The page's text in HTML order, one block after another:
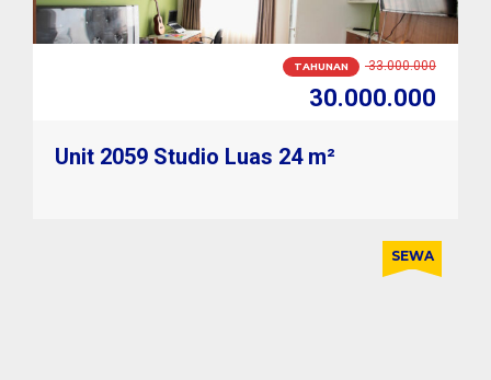
BULANAN 2.900.000
2.600.000
Unit 2059 Studio Luas 24 m²
SEWA